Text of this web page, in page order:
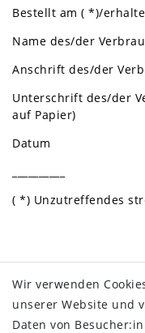
Bestellt am ( *)/
Name des/der
Anschrift des/der
Unterschrift des/der
auf Papier)
Datum
( *) Unzutreffendes
SHOP
Wir verwenden
unserer Website und
Daten von